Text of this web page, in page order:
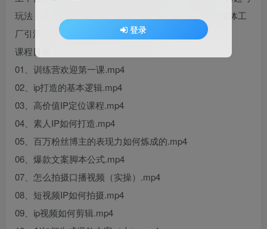
玩法，手把手教学AI不露脸带货爆单技巧，同时适配实体工
厂引流、同城本地业务推广落地。
课程目录：
01、训练营欢迎第一课.mp4
02、ip打造的基本逻辑.mp4
03、高价值IP定位课程.mp4
04、素人IP如何打造.mp4
05、百万粉丝博主的表现力如何炼成的.mp4
06、爆款文案脚本公式.mp4
07、怎么拍摄口播视频（实操）.mp4
08、短视频IP如何拍摄.mp4
09、ip视频如何剪辑.mp4
登录